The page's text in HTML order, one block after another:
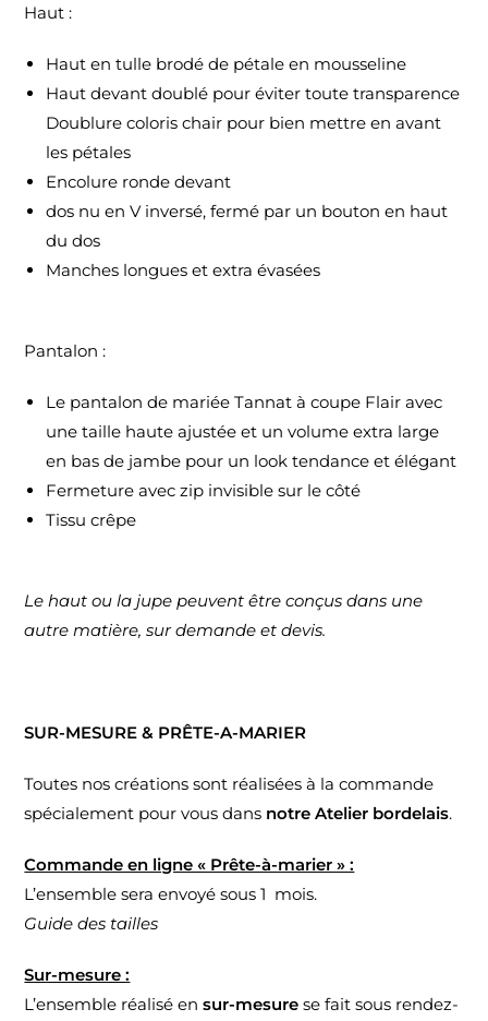
Haut :
Haut en tulle brodé de pétale en mousseline
Haut devant doublé pour éviter toute transparence
Doublure coloris chair pour bien mettre en avant
les pétales
Encolure ronde devant
dos nu en V inversé, fermé par un bouton en haut
du dos
Manches longues et extra évasées
Pantalon :
Le pantalon de mariée Tannat à coupe Flair avec
une taille haute ajustée et un volume extra large
en bas de jambe pour un look tendance et élégant
Fermeture avec zip invisible sur le côté
Tissu crêpe
Le haut ou la jupe peuvent être conçus dans une
autre matière, sur demande et devis.
SUR-MESURE & PRÊTE-A-MARIER
Toutes nos créations sont réalisées à la commande
spécialement pour vous dans notre Atelier bordelais.
Commande en ligne « Prête-à-marier » :
L’ensemble sera envoyé sous 1 mois.
Guide des tailles
Sur-mesure :
L’ensemble réalisé ensur-mesure se fait sous rendez-